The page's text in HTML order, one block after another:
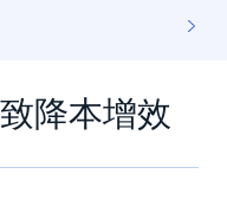
降本增效